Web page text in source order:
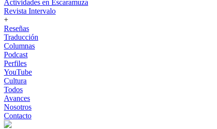
Actividades en Escaramuza
Revista Intervalo
+
Reseñas
Traducción
Columnas
Podcast
Perfiles
YouTube
Cultura
Todos
Avances
Nosotros
Contacto